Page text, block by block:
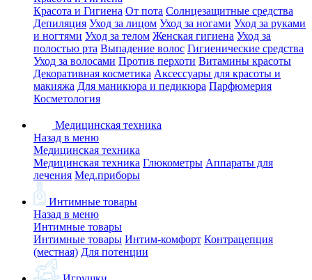
Красота и Гигиена От пота Солнцезащитные средства
Депиляция Уход за лицом Уход за ногами Уход за руками
и ногтями Уход за телом Женская гигиена Уход за
полостью рта Выпадение волос Гигиенические средства
Уход за волосами Против перхоти Витамины красоты
Декоративная косметика Аксессуары для красоты и
макияжа Для маникюра и педикюра Парфюмерия
Косметология
Медицинская техника
Назад в меню
Медицинская техника
Медицинская техника Глюкометры Аппараты для
лечения Мед.приборы
Интимные товары
Назад в меню
Интимные товары
Интимные товары Интим-комфорт Контрацепция
(местная) Для потенции